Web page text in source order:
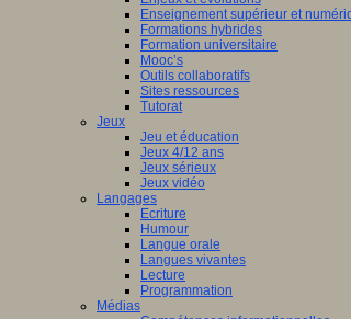
Enseignement supérieur et
Formations hybrides
Formation universitaire
Mooc’s
Outils collaboratifs
Sites ressources
Tutorat
Jeux
Jeu et éducation
Jeux 4/12 ans
Jeux sérieux
Jeux vidéo
Langages
Ecriture
Humour
Langue orale
Langues vivantes
Lecture
Programmation
Médias